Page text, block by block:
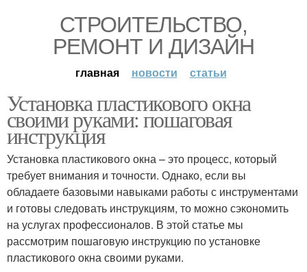
СТРОИТЕЛЬСТВО,
РЕМОНТ И ДИЗАЙН
главная новости статьи
Установка пластикового окна
своими руками: пошаговая
инструкция
Установка пластикового окна – это процесс, который
требует внимания и точности. Однако, если вы
обладаете базовыми навыками работы с инструментами
и готовы следовать инструкциям, то можно сэкономить
на услугах профессионалов. В этой статье мы
рассмотрим пошаговую инструкцию по установке
пластикового окна своими руками.